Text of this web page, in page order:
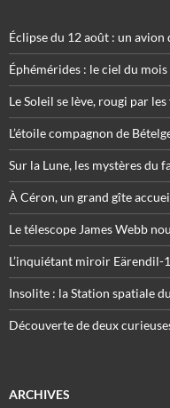
Éclipse du 12 août : un avion
Éphémérides : le ciel du mois
Le Soleil se lève, rougi par
L’étoile compagnon de
Sur la Lune, les mystères du
À Céron, un grand gîte
Le télescope James Webb
L’inquiétant miroir Eärendil-
Insolite : la Station spatiale
Découverte de deux
ARCHIVES